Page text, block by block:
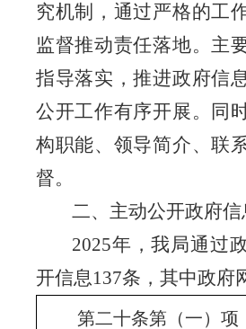
究机制，通过严格的工
监督推动责任落地。主
指导落实，推进政府信
公开工作有序开展。
同
构职能、领导简介、联
督。
二、主动公开政府
2025年，我局通过
开信息137条，其中政府
第二十条第（一）项